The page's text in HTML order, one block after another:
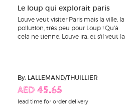
Le loup qui explorait paris
Louve veut visiter Paris mais la ville, la
pollution, très peu pour Loup ! Qu'à
cela ne tienne, Louve ira, et s'il veut la...
By: LALLEMAND/THUILLIER
AED 45.65
lead time for order delivery